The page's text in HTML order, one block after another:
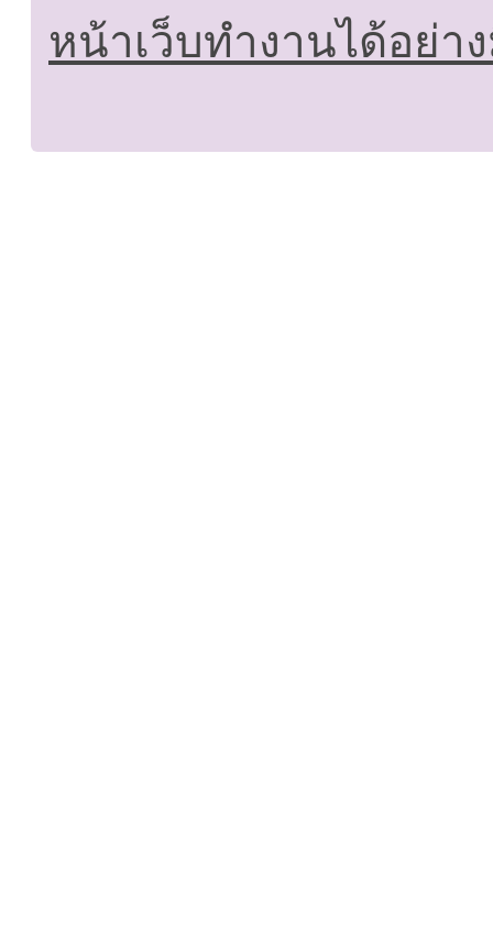
หน้าเว็บทำงานได้อย่า